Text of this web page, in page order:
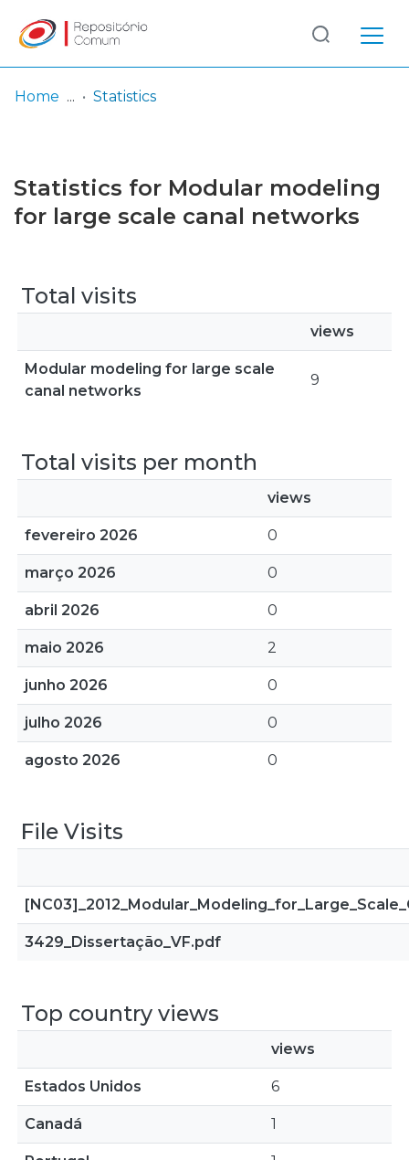
Browse repository
Log
In
(current)
Home Statistics
Statistics for Modular modeling
for large scale canal networks
Total visits
views
Modular modeling for large scale
canal networks
9
Total visits per month
views
fevereiro 2026 0
março 2026 0
abril 2026 0
maio 2026 2
junho 2026 0
julho 2026 0
agosto 2026 0
File Visits
3429_Dissertação_VF.pdf
Top country views
views
Estados Unidos 6
Canadá 1